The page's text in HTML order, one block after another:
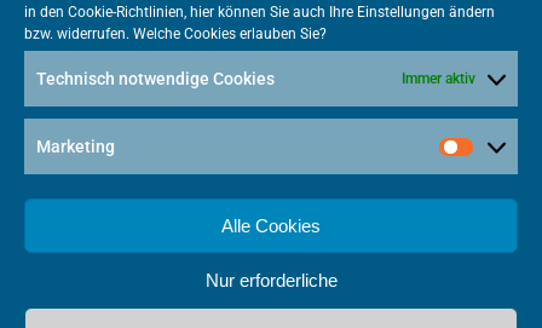
in den Cookie-Richtlinien, hier können Sie auch Ihre Einstellungen ändern
bzw. widerrufen. Welche Cookies erlauben Sie?
Technisch notwendige Cookies Immer aktiv
Marketing
Alle Cookies
Nur erforderliche
VATM-Büro Brüssel